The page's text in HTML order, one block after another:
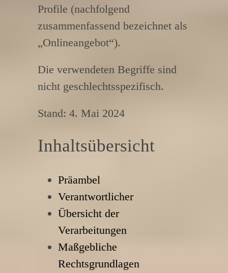
Profile (nachfolgend
zusammenfassend bezeichnet als
„Onlineangebot“).
Die verwendeten Begriffe sind
nicht geschlechtsspezifisch.
Stand: 4. Mai 2024
Inhaltsübersicht
Präambel
Verantwortlicher
Übersicht der
Verarbeitungen
Maßgebliche
Rechtsgrundlagen